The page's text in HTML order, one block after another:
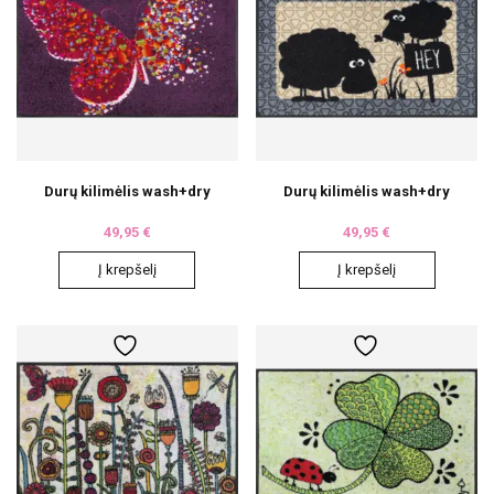
may
chosen
the
product
page
may
be
chosen
on
the
product
page
Durų kilimėlis wash+dry
49,95 €
Į krepšelį
Durų kilimėlis wash+dry
49,95 €
Į krepšelį